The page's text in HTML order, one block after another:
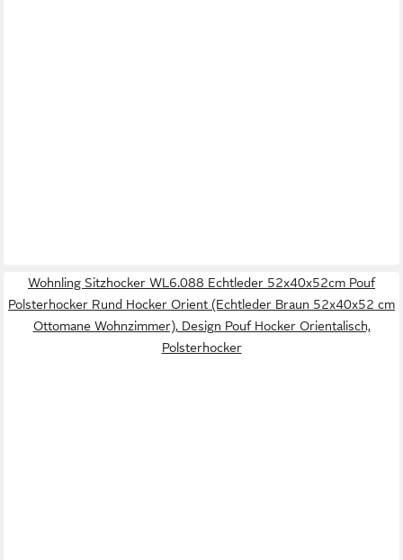
Wohnling Sitzhocker WL6.088 Echtleder 52x40x52cm Pouf
Polsterhocker Rund Hocker Orient (Echtleder Braun 52x40x52 cm
Ottomane Wohnzimmer), Design Pouf Hocker Orientalisch,
Polsterhocker